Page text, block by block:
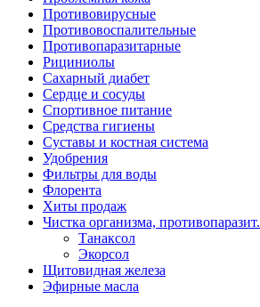
Противовирусные
Противовоспалительные
Противопаразитарные
Рициниолы
Сахарный диабет
Сердце и сосуды
Спортивное питание
Средства гигиены
Суставы и костная система
Удобрения
Фильтры для воды
Флорента
Хиты продаж
Чистка организма, противопаразит.
Танаксол
Экорсол
Щитовидная железа
Эфирные масла